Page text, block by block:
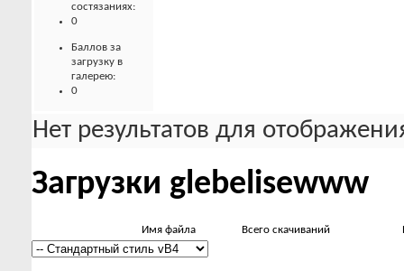
состязаниях:
0
Баллов за
загрузку в
галерею:
0
Нет результатов для
Загрузки glebelisewww
Имя файла Всего скачиваний